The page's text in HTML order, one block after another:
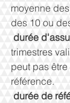
moyenne
des 10 ou
durée
trimestres
peut pas
référence.
durée de